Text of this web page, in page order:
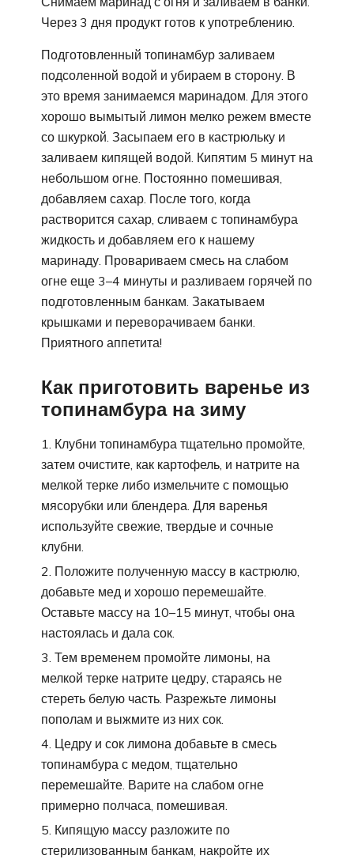
Через 3 дня продукт готов к употреблению.
Подготовленный топинамбур заливаем
подсоленной водой и убираем в сторону. В
это время занимаемся маринадом. Для этого
хорошо вымытый лимон мелко режем вместе
со шкуркой. Засыпаем его в кастрюльку и
заливаем кипящей водой. Кипятим 5 минут на
небольшом огне. Постоянно помешивая,
добавляем сахар. После того, когда
растворится сахар, сливаем с топинамбура
жидкость и добавляем его к нашему
маринаду. Провариваем смесь на слабом
огне еще 3–4 минуты и разливаем горячей по
подготовленным банкам. Закатываем
крышками и переворачиваем банки.
Приятного аппетита!
Как приготовить варенье из
топинамбура на зиму
Клубни топинамбура тщательно промойте,
затем очистите, как картофель, и натрите на
мелкой терке либо измельчите с помощью
мясорубки или блендера. Для варенья
используйте свежие, твердые и сочные
клубни.
Положите полученную массу в кастрюлю,
добавьте мед и хорошо перемешайте.
Оставьте массу на 10–15 минут, чтобы она
настоялась и дала сок.
Тем временем промойте лимоны, на
мелкой терке натрите цедру, стараясь не
стереть белую часть. Разрежьте лимоны
пополам и выжмите из них сок.
Цедру и сок лимона добавьте в смесь
топинамбура с медом, тщательно
перемешайте. Варите на слабом огне
примерно полчаса, помешивая.
Кипящую массу разложите по
стерилизованным банкам, накройте их